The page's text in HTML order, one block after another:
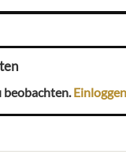
beobachten.Einloggen